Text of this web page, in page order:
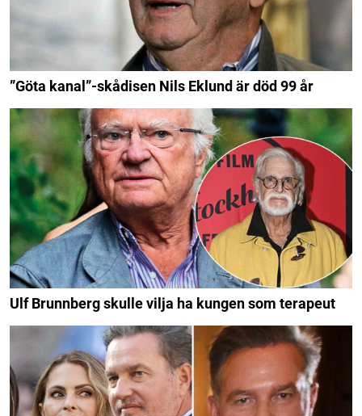
”Göta kanal”-skådisen Nils Eklund är död 99 år
Ulf Brunnberg skulle vilja ha kungen som terapeut